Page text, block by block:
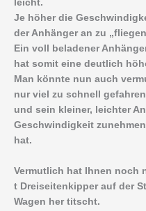
leicht.
Je höher die
der Anhänger an zu
Ein voll beladener
hat somit eine deutlich
Man könnte nun auch
nur viel zu schnell
und sein kleiner, leichter
Geschwindigkeit
hat.
Vermutlich hat Ihnen noch
t Dreiseitenkipper auf der
Wagen her titscht.